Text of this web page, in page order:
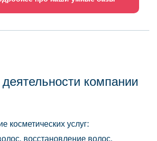
компании
косметических услуг:
восстановление волос,